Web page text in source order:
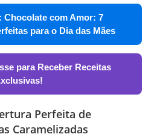
Chocolate com Amor: 7
para o Dia das Mães
para Receber Receitas
Perfeita de
Caramelizadas